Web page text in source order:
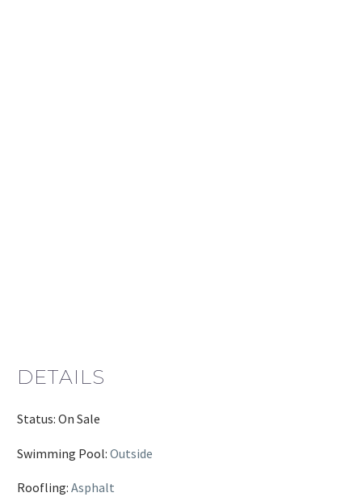
DETAILS
Status: On Sale
Swimming Pool: Outside
Roofling: Asphalt